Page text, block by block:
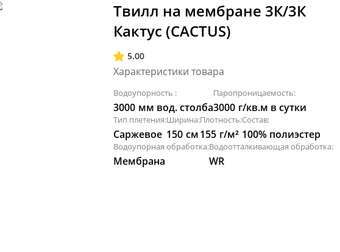
Твилл на мембране 3К/3К
Кактус (CACTUS)
5.00
Характеристики товара
Водоупорность :
3000 мм вод. столба
Паропроницаемость:
3000 г/кв.м в сутки
Тип плетения:
Саржевое
Ширина:
150 см
Плотность:
155 г/м²
Состав:
100% полиэстер
Водоупорная обработка:
Мембрана
Водоотталкивающая обработка:
WR